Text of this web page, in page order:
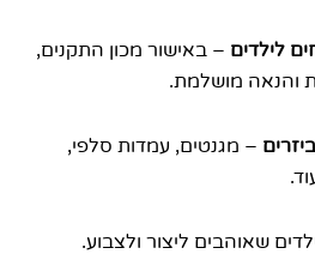
לילדים – באישור מכון התקנים,
והנאה מושלמת.
– מגנטים, עמדות סלפי,
שאוהבים ליצור ולצבוע.